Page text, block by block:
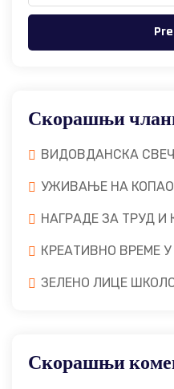
Скорашњи
ВИДОВДАНСКА
УЖИВАЊЕ НА
НАГРАДЕ ЗА ТРУД И
КРЕАТИВНО ВРЕМЕ
ЗЕЛЕНО ЛИЦЕ
Скорашњи